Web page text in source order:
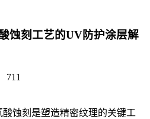
蚀刻工艺的UV防护涂层解
711
蚀刻是塑造精密纹理的关键工